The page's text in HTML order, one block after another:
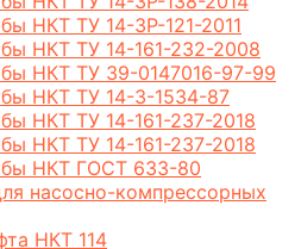
НКТ ТУ 14-3Р-121-2011
НКТ ТУ 14-161-232-2008
НКТ ТУ 39-0147016-97-99
НКТ ТУ 14-3-1534-87
НКТ ТУ 14-161-237-2018
НКТ ТУ 14-161-237-2018
НКТ ГОСТ 633-80
насосно-компрессорных
НКТ 114